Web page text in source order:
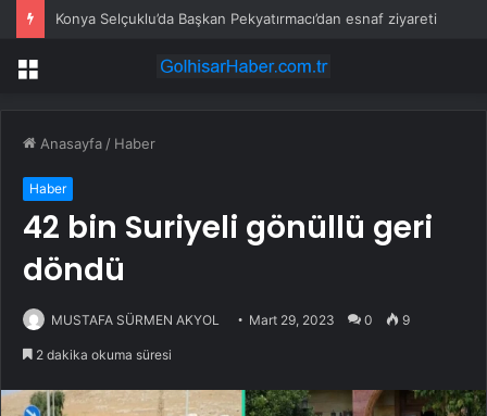
Konya Selçuklu’da Başkan Pekyatırmacı’dan esnaf ziyareti
Menü
Anasayfa / Haber
Haber
42 bin Suriyeli gönüllü geri
döndü
MUSTAFA SÜRMEN AKYOL Mart 29, 2023 0 9
2 dakika okuma süresi